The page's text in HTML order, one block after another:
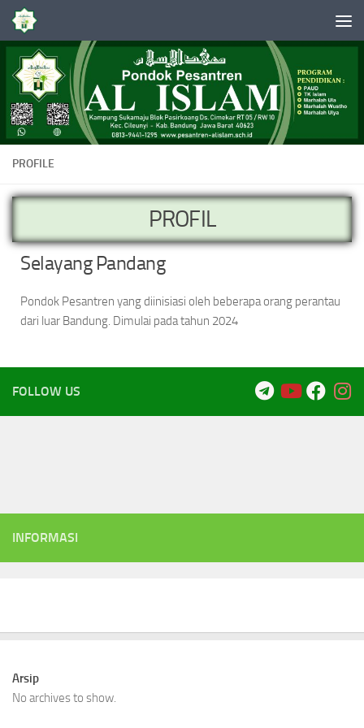
Skip to content
PROFILE
PROFIL
Selayang Pandang
Pondok Pesantren yang diinisiasi oleh beberapa orang perantau
dari luar Bandung. Dimulai pada tahun 2024
FOLLOW US
INFORMASI
Arsip
No archives to show.